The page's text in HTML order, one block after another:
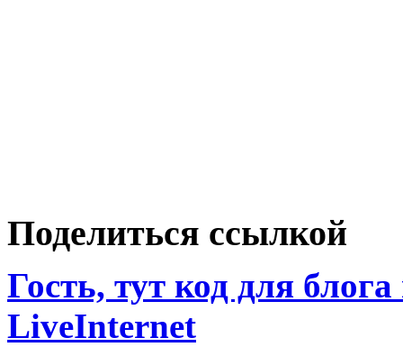
Поделиться ссылкой
Гость, тут код для
LiveInternet